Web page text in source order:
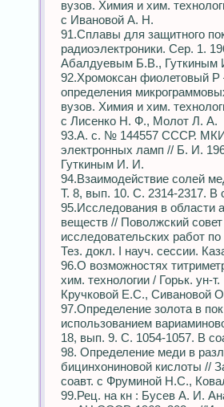
вузов. Химия и хим.
с Ивановой А. Н.
91.Сплавы для защитного
радиоэлектроники. Сер. 1.
Абалдуевым Б.В., Гуткиным
92.Хромоксан фиолетовый Р
определения
вузов. Химия и хим.
с Лисенко Н. Ф., Молот Л. А.
93.А. с. № 144557 СССР. МКИ
электронных ламп // Б. И.
Гуткиным И. И.
94.Взаимодействие солей
Т. 8, вып. 10. С. 2314-2317. В
95.Исследования в области
веществ // Поволжский
исследовательских работ
Тез. докл. I науч. сессии.
96.О возможностях
хим. технологии / Горьк. ун-
Кручковой Е.С., Сивановой
97.Определение золота в
использованием
18, вып. 9. С. 1054-1057. В
98. Определение меди в
бицинхониновой кислоты //
соавт. с Фруминой Н.С.,
99.Рец. на кн : Бусев А. И.